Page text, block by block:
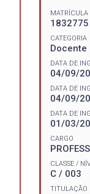
MATRÍCULA
1832775
CATEGORIA
Docente
DATA DE
04/09/
DATA DE
04/09/
DATA DE
01/03/
CARGO
CLASSE /
C / 003
TITULAÇÃO